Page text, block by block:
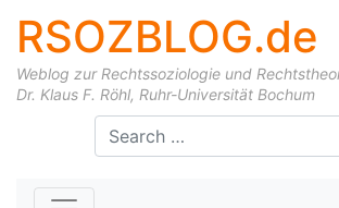
RSOZBLOG.de
Weblog zur Rechtssoziologie und
Dr. Klaus F. Röhl, Ruhr-Universität Bochum
Skip to content